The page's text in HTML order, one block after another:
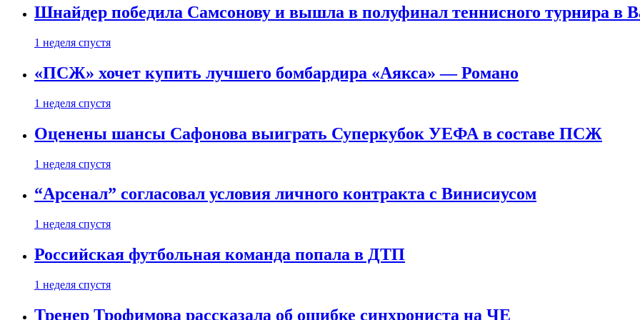
Шнайдер победила Самсонову и вышла в полуфинал теннисного турнира в
1 неделя спустя
«ПСЖ» хочет купить лучшего бомбардира «Аякса» — Романо
1 неделя спустя
Оценены шансы Сафонова выиграть Суперкубок УЕФА в составе ПСЖ
1 неделя спустя
“Арсенал” согласовал условия личного контракта с Винисиусом
1 неделя спустя
Российская футбольная команда попала в ДТП
1 неделя спустя
Тренер Трофимова рассказала об ошибке синхрониста на ЧЕ